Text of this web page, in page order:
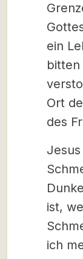
ein
bitten
Ort
des
ist,
ich